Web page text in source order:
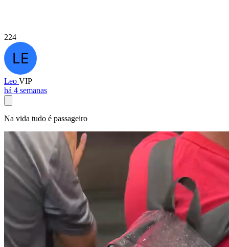
224
Leo VIP
há 4 semanas
Na vida tudo é passageiro